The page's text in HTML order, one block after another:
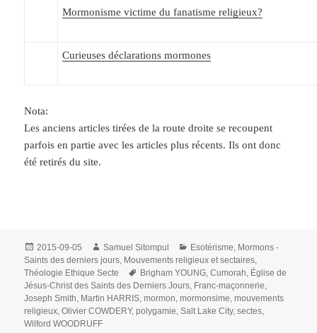
Mormonisme victime du fanatisme religieux?
Curieuses déclarations mormones
Nota:
Les anciens articles tirées de la route droite se recoupent
parfois en partie avec les articles plus récents. Ils ont donc
été retirés du site.
Publié
le
2015-09-05 Auteur
Samuel Sitompul Catégories
Esotérisme, Mormons -
Saints des derniers jours, Mouvements religieux et sectaires,
Théologie Ethique Secte
Mots-
clés
Brigham YOUNG,Cumorah, Église de
Jésus-Christ des Saints des Derniers Jours, Franc-maçonnerie,
Joseph Smith, Martin HARRIS,mormon,mormonsime,mouvements
religieux,Olivier COWDERY,polygamie,Salt Lake City,sectes,
Wilford WOODRUFF